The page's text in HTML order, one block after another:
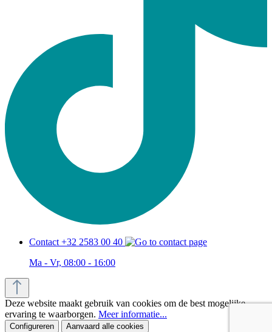
Contact +32 2583 00 40
Ma - Vr, 08:00 - 16:00
Deze website maakt gebruik van cookies om de best mogelijke
ervaring te waarborgen. Meer informatie...
Configureren Aanvaard alle cookies